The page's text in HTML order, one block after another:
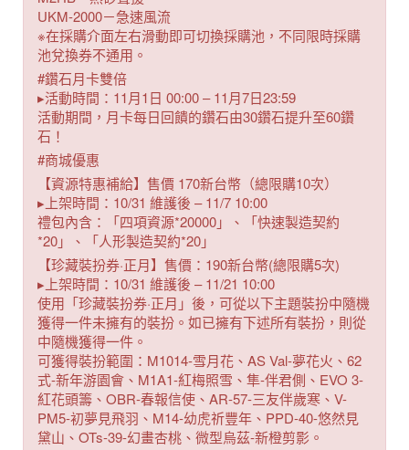
UKM-2000－急速風流
※在採購介面左右滑動即可切換採購池，不同限時採購
池兌換券不通用。
#鑽石月卡雙倍
▸活動時間：11月1日 00:00 – 11月7日23:59
活動期間，月卡每日回饋的鑽石由30鑽石提升至60鑽
石！
#商城優惠
【資源特惠補給】售價 170新台幣（總限購10次）
▸上架時間：10/31 維護後 – 11/7 10:00
禮包內含：「四項資源*20000」、「快速製造契約
*20」、「人形製造契約*20」
【珍藏裝扮券·正月】售價：190新台幣(總限購5次)
▸上架時間：10/31 維護後 – 11/21 10:00
使用「珍藏裝扮券·正月」後，可從以下主題裝扮中隨機
獲得一件未擁有的裝扮。如已擁有下述所有裝扮，則從
中隨機獲得一件。
可獲得裝扮範圍：M1014-雪月花、AS Val-夢花火、62
式-新年游園會、M1A1-紅梅照雪、隼-伴君側、EVO 3-
紅花頭籌、OBR-春報信使、AR-57-三友伴歲寒、V-
PM5-初夢見飛羽、M14-幼虎祈豐年、PPD-40-悠然見
黛山、OTs-39-幻畫杏桃、微型烏茲-新橙剪影。